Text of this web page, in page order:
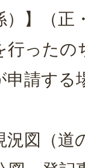
）】（
行ったの
申請する
況図（道